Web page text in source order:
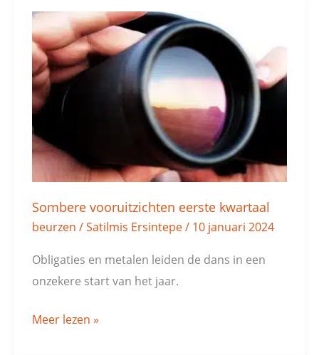
Sombere vooruitzichten eerste kwartaal
beurzen /Satilmis Ersintepe/ 10 januari 2024
Obligaties en metalen leiden de dans in een
onzekere start van het jaar.
Sombere
vooruitzichten
eerste
kwartaal
Meer lezen »